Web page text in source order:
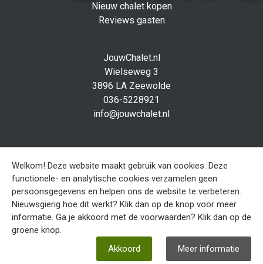
Welkom! Deze website maakt gebruik van cookies. Deze
functionele- en analytische cookies verzamelen geen
persoonsgegevens en helpen ons de website te verbeteren.
Nieuwsgierig hoe dit werkt? Klik dan op de knop voor meer
informatie. Ga je akkoord met de voorwaarden? Klik dan op de
groene knop.
Akkoord
Meer informatie
Nieuw chalet kopen
Reviews gasten
JouwChalet.nl
Wielseweg 3
3896 LA Zeewolde
036-5228921
info@jouwchalet.nl
Facebook
Sitemap
Disclaimer
Privacy verklaring